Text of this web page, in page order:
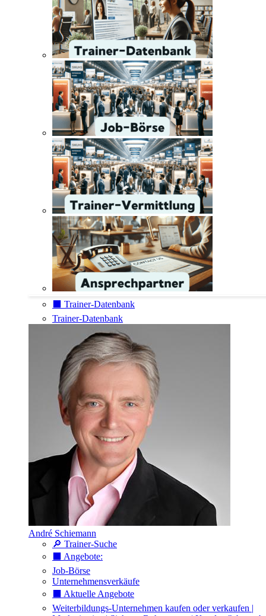
⬛️ Trainer-Datenbank
Trainer-Datenbank
André Schiemann
🔎 Trainer-Suche
⬛️ Angebote:
Job-Börse
Unternehmensverkäufe
⬛️ Aktuelle Angebote
Weiterbildungs-Unternehmen kaufen oder verkaufen |